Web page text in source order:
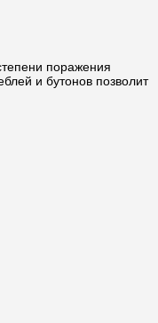
поражения
и бутонов позволит